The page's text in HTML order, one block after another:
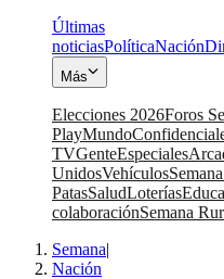
Últimas
noticiasPolíticaNación
Más
Elecciones 2026Foros
PlayMundo
TVGenteEspeciales
UnidosVehículos
PatasSaludLoterías
colaboraciónSemana
Semana|
Nación